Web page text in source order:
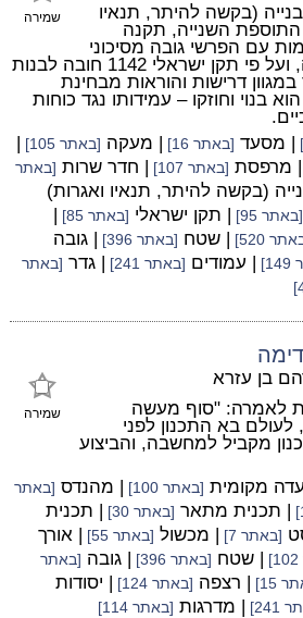
שמירה
(בקשה להיתר, תנאיו
תש"ל – 1970, התוספת השנייה, תקנה
עם הפרשי גובה מסיכוני
נפילה באמצעות מעקה, ועל פי תקן ישראלי 1142 חובה לבנות
דרישות והוראות מבחינת
בנוי וחוזקו – עמידותו נגד כוחות
| מסעד [באתר 16] | מעקה [באתר 105]
|
| מרפסת [באתר 107] | חדר שרות [באתר
(בקשה להיתר, תנאיו ואגרות)
[באתר 95] | תקן ישראלי [באתר 85]
|
520] | שטח [באתר 396] | גובה
| עמודים [באתר 241] | גדר [באתר
שמירה
בן עזרא
לאמרה: "סוף מעשה
בא התכנון לפני
מקביל למחשבה, והביצוע
מקומית [באתר 100] | מהנדס [באתר
| תכנית מתאר [באתר 30]
| תכנית
[באתר 7] | מכשול [באתר 55] | אורך
| שטח [באתר 396] | גובה [באתר
15] | רצפה [באתר 124] | יסודות
| מדרגות [באתר 114]